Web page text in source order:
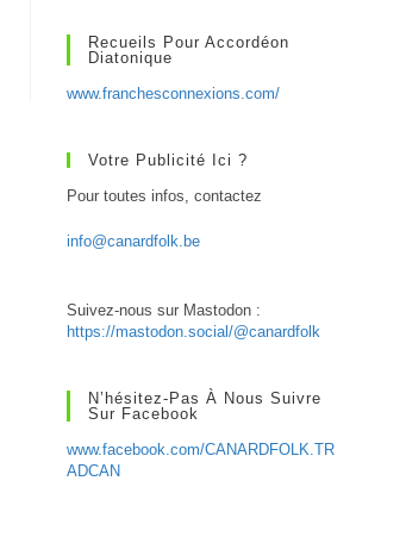
Recueils Pour Accordéon
Diatonique
www.franchesconnexions.com/
Votre Publicité Ici ?
Pour toutes infos, contactez
info@canardfolk.be
Suivez-nous sur Mastodon :
https://mastodon.social/@canardfolk
N’hésitez-Pas À Nous Suivre
Sur Facebook
www.facebook.com/CANARDFOLK.TR
ADCAN